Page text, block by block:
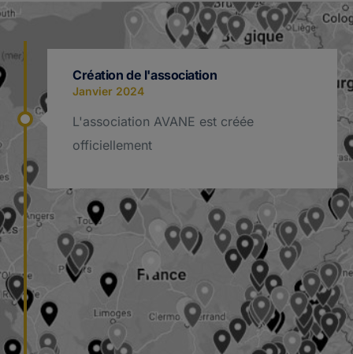
Création de l'association
Janvier 2024
L'association AVANE est créée
officiellement
Carte des faits non élucidés
Février 2024
Une carte permettant de recenser tous
les faits non élucidés est mise en ligne